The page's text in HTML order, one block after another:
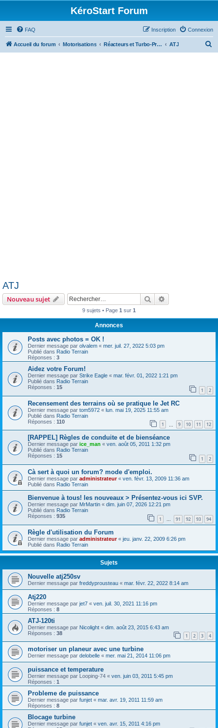
KéroStart Forum
FAQ Connexion
Inscription
Accueil du forum Motorisations Réacteurs et Turbo-Propulseurs ATJ
ATJ
Nouveau sujet Rechercher
9 sujets • Page 1 sur 1
Annonces
Posts avec photos = OK !
Dernier message par olvalem « mer. juil. 27, 2022 5:03 pm
Publié dans Radio Terrain
Réponses : 3
Aidez votre Forum!
Dernier message par Strike Eagle « mar. févr. 01, 2022 1:21 pm
Publié dans Radio Terrain
Réponses : 15 1 2
Recensement des terrains où se pratique le Jet RC
Dernier message par tom5972 « lun. mai 19, 2025 11:55 am
Publié dans Radio Terrain
Réponses : 110 1 9 10 11 12
[RAPPEL] Règles de conduite et de bienséance
Dernier message par ice_man « ven. août 05, 2011 1:32 pm
Publié dans Radio Terrain
Réponses : 15 1 2
Cà sert à quoi un forum? mode d'emploi.
Dernier message par administrateur« ven. févr. 13, 2009 11:36 am
Publié dans Radio Terrain
Bienvenue à tous! les nouveaux > Présentez-vous ici SVP.
Dernier message par MrMartin « dim. juin 07, 2026 12:21 pm
Publié dans Radio Terrain
Réponses : 935 1 … 91 92 93 94
Règle d'utilisation du Forum
Dernier message par administrateur« jeu. janv. 22, 2009 6:26 pm
Publié dans Radio Terrain
Sujets
Nouvelle atj250sv
Dernier message par freddyprousteau « mar. févr. 22, 2022 8:14 am
Atj220
Dernier message par jet7 « ven. juil. 30, 2021 11:16 pm
Réponses : 8
ATJ-120ti
Dernier message par Nicolight « dim. août 23, 2015 6:43 am
Réponses : 38 1 2 3 4
motoriser un planeur avec une turbine
Dernier message par delobelle « mer. mai 21, 2014 11:06 pm
puissance et temperature
Dernier message par Looping-74 « ven. juin 03, 2011 5:45 pm
Réponses : 1
Probleme de puissance
Dernier message par funjet « mar. avr. 19, 2011 11:59 am
Réponses : 8
Blocage turbine
Dernier message par funjet « ven. avr. 15, 2011 4:16 pm